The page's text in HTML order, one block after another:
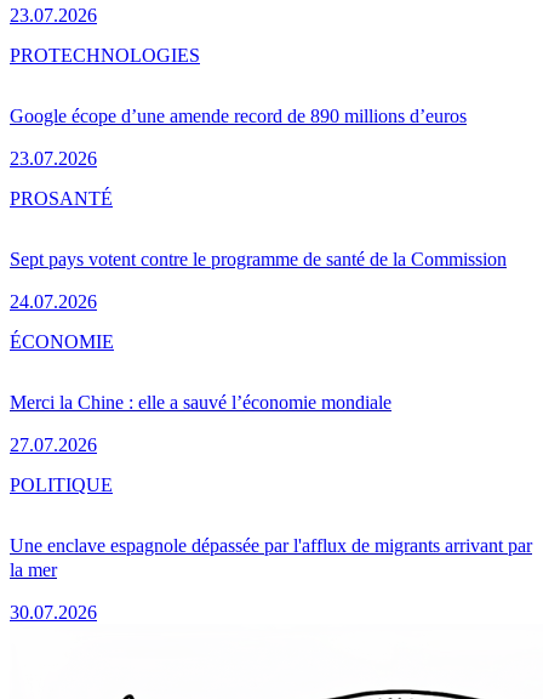
23.07.2026
Google écope d’une amende record de 890 millions d’euros
23.07.2026
PROTECHNOLOGIES
Sept pays votent contre le programme de santé de la Commission
24.07.2026
PROSANTÉ
Merci la Chine : elle a sauvé l’économie mondiale
27.07.2026
ÉCONOMIE
Une enclave espagnole dépassée par l'afflux de migrants arrivant par
la mer
30.07.2026
POLITIQUE